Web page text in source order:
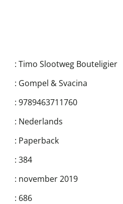
: Timo Slootweg Bouteligier
: Gompel & Svacina
: 9789463711760
: Nederlands
: Paperback
: 384
: november 2019
: 686